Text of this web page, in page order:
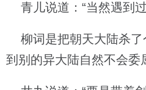
青儿说道：“当然遇到
柳词是把朝天大陆杀了
到别的异大陆自然不会委